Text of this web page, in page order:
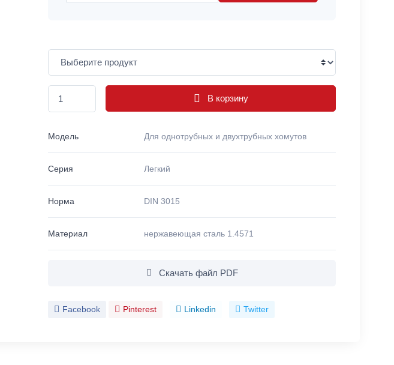
В корзину
Модель Для однотрубных и двухтрубных хомутов
Серия Легкий
Норма DIN 3015
Материал нержавеющая сталь 1.4571
Скачать файл PDF
Facebook Pinterest Linkedin Twitter